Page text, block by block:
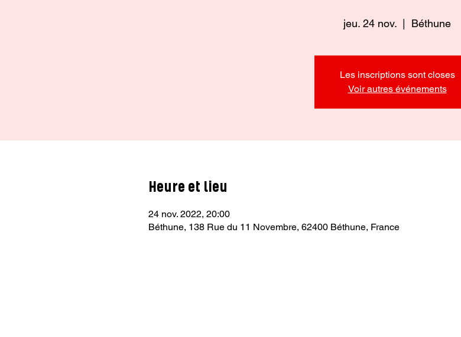
jeu. 24 nov. Béthune
Les inscriptions sont closes
Voir autres événements
Heure et lieu
24 nov. 2022, 20:00
Béthune, 138 Rue du 11 Novembre, 62400 Béthune, France